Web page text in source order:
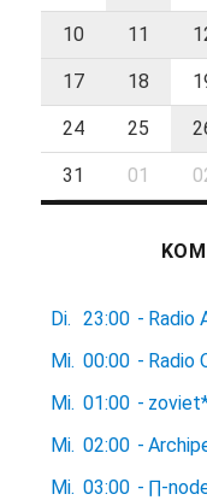
10 11
17 18
24 25
31 01
Di. 23:00 - Radio
Mi. 00:00 - Radio
Mi. 01:00 -
Mi. 02:00 -
Mi. 03:00 - ∏-